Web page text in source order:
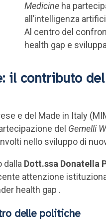
Medicine ha
all’intelligenza
Al centro del
health gap e
contributo del
e del Made in Italy
del Gemelli
nello sviluppo di
dalla Dott.ssa Donatella
attenzione
health gap .
delle politiche